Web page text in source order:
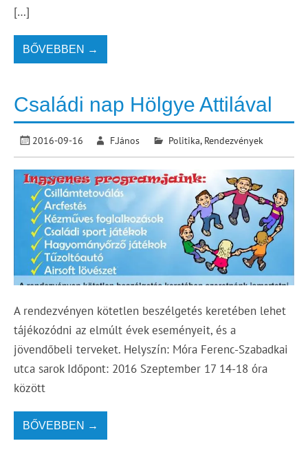
[…]
BŐVEBBEN →
Családi nap Hölgye Attilával
2016-09-16 F.János Politika, Rendezvények
A rendezvényen kötetlen beszélgetés keretében lehet
tájékozódni az elmúlt évek eseményeit, és a
jövendőbeli terveket. Helyszín: Móra Ferenc-Szabadkai
utca sarok Időpont: 2016 Szeptember 17 14-18 óra
között
BŐVEBBEN →